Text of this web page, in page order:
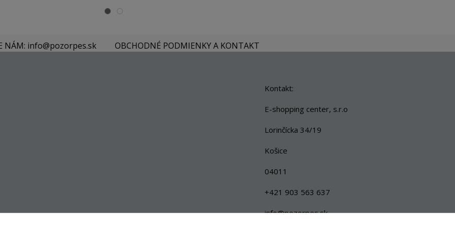
NÁM: info@pozorpes.sk OBCHODNÉ PODMIENKY A KONTAKT
Kontakt:
E-shopping center, s.r.o
Lorinčícka 34/19
Košice
04011
+421 903 563 637
info@pozorpes.sk